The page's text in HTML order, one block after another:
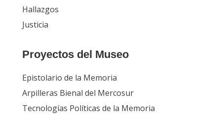
Hallazgos
Justicia
Proyectos del Museo
Epistolario de la Memoria
Arpilleras Bienal del Mercosur
Tecnologías Políticas de la Memoria